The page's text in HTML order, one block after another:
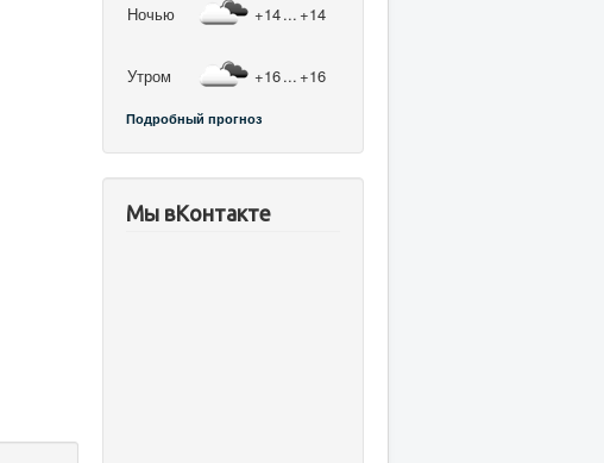
Ночью +14... +14
Утром +16... +16
Подробный прогноз
Мы вКонтакте